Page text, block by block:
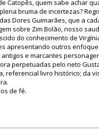
Catopês, quem sabe achar
bruma de incertezas?
Dores Guimarães, que a
sobre Zim Bolão, nosso
do conhecimento de
apresentando outros
e marcantes
perpetuadas pelo neto
referencial livro histórico; da
de fé.